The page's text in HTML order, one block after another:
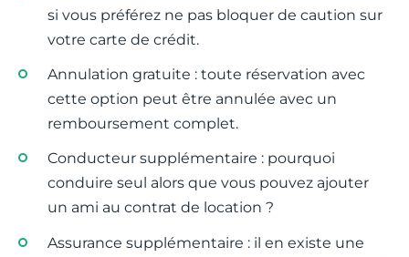
si vous préférez ne pas bloquer de caution sur
votre carte de crédit.
Annulation gratuite : toute réservation avec
cette option peut être annulée avec un
remboursement complet.
Conducteur supplémentaire : pourquoi
conduire seul alors que vous pouvez ajouter
un ami au contrat de location ?
Assurance supplémentaire : il en existe une